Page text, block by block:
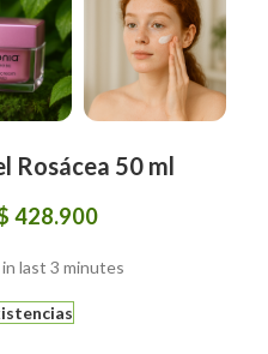
Rosácea 50 ml
428.900
last 3 minutes